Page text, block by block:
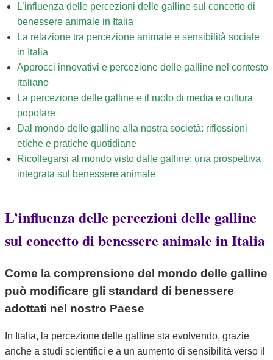
L’influenza delle percezioni delle galline sul concetto di
benessere animale in Italia
La relazione tra percezione animale e sensibilità sociale
in Italia
Approcci innovativi e percezione delle galline nel contesto
italiano
La percezione delle galline e il ruolo di media e cultura
popolare
Dal mondo delle galline alla nostra società: riflessioni
etiche e pratiche quotidiane
Ricollegarsi al mondo visto dalle galline: una prospettiva
integrata sul benessere animale
L’influenza delle percezioni delle galline
sul concetto di benessere animale in Italia
Come la comprensione del mondo delle galline
può modificare gli standard di benessere
adottati nel nostro Paese
In Italia, la percezione delle galline sta evolvendo, grazie
anche a studi scientifici e a un aumento di sensibilità verso il